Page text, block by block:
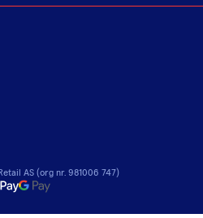
AS (org nr. 981006 747)